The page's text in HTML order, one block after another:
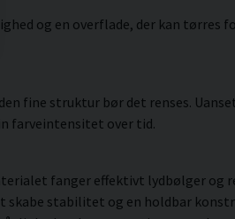
og en overflade, der kan tørres
fine struktur bør det renses.
farveintensitet over tid.
fanger effektivt lydbølger og
skabe stabilitet og en holdbar